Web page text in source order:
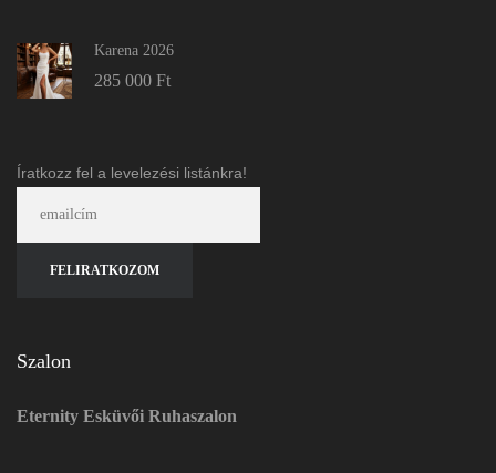
Karena 2026
285 000 Ft
Íratkozz fel a levelezési listánkra!
Szalon
Eternity Esküvői Ruhaszalon